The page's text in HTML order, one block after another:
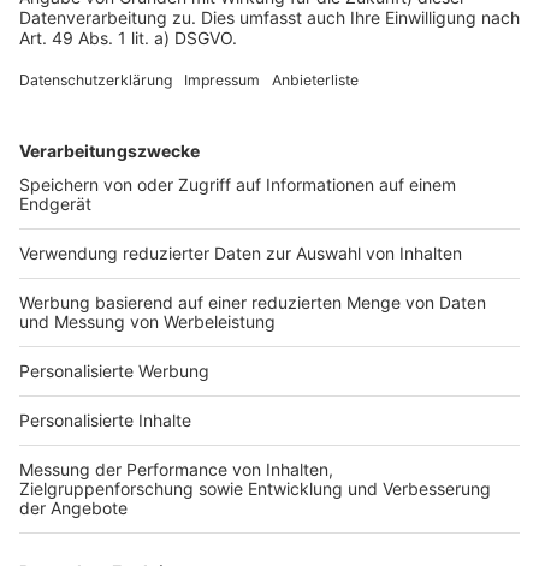
Impressum
Services
Bauprojekt-Quiz
Häuser-Suche
Hausanbieter-Suche
Bauprojekt-Profil
Für Unternehmen
Ihre Baufirma auf bauen.de
Kostenloses Infogespräch